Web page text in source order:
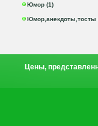
Юмор (1)
Юмор,анекдоты,тосты
Цены,